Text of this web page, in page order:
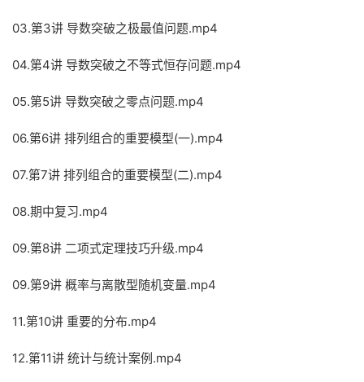
03.第3讲 导数突破之极最值问题.mp4
04.第4讲 导数突破之不等式恒存问题.mp4
05.第5讲 导数突破之零点问题.mp4
06.第6讲 排列组合的重要模型(一).mp4
07.第7讲 排列组合的重要模型(二).mp4
08.期中复习.mp4
09.第8讲 二项式定理技巧升级.mp4
09.第9讲 概率与离散型随机变量.mp4
11.第10讲 重要的分布.mp4
12.第11讲 统计与统计案例.mp4